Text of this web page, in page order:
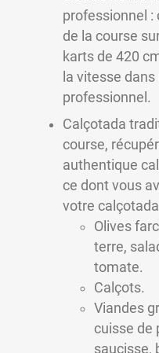
professionnel :
de la course
karts de 420
la vitesse
professionnel.
Calçotada
course,
authentique
ce dont vous
votre
Olives
terre,
tomate.
Calçots.
Viandes
cuisse de
saucisse,